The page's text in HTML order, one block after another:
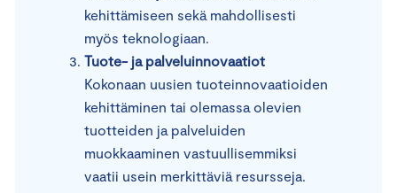
kehittämiseen sekä mahdollisesti
myös teknologiaan.
Tuote- ja palveluinnovaatiot
Kokonaan uusien tuoteinnovaatioiden
kehittäminen tai olemassa olevien
tuotteiden ja palveluiden
muokkaaminen vastuullisemmiksi
vaatii usein merkittäviä resursseja.